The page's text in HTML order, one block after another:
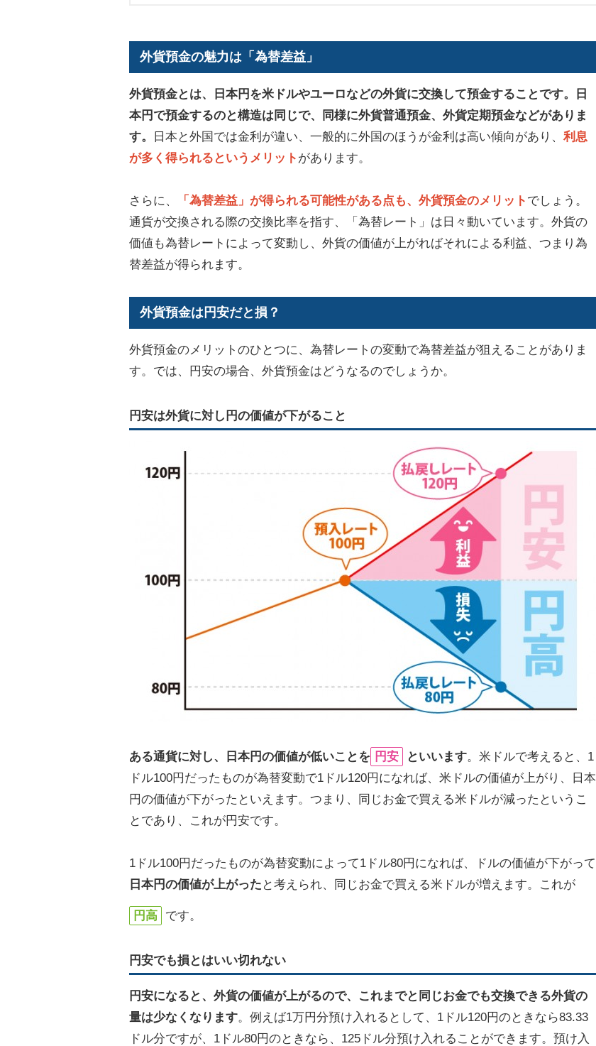
外貨預金の魅力は「為替差益」
外貨預金とは、日本円を米ドルやユーロなどの外貨に交換して預金することです。日
本円で預金するのと構造は同じで、同様に外貨普通預金、外貨定期預金などがありま
す。
日本と外国では金利が違い、一般的に外国のほうが金利は高い傾向があり、 利息
が多く得られるというメリット があります。
さらに、 「為替差益」が得られる可能性がある点も、外貨預金のメリット でしょう。
通貨が交換される際の交換比率を指す、「為替レート」は日々動いています。外貨の
価値も為替レートによって変動し、外貨の価値が上がればそれによる利益、つまり為
替差益が得られます。
外貨預金は円安だと損？
外貨預金のメリットのひとつに、為替レートの変動で為替差益が狙えることがありま
す。では、円安の場合、外貨預金はどうなるのでしょうか。
円安は外貨に対し円の価値が下がること
ある通貨に対し、日本円の価値が低いことを 円安 といいます。米ドルで考えると、1
ドル100円だったものが為替変動で1ドル120円になれば、米ドルの価値が上がり、日本
円の価値が下がったといえます。つまり、同じお金で買える米ドルが減ったというこ
とであり、これが円安です。
1ドル100円だったものが為替変動によって1ドル80円になれば、ドルの価値が下がって
日本円の価値が上がった と考えられ、同じお金で買える米ドルが増えます。これが
円高 です。
円安でも損とはいい切れない
円安になると、外貨の価値が上がるので、これまでと同じお金でも交換できる外貨の
量は少なくなります。例えば1万円分預け入れるとして、1ドル120円のときなら83.33
ドル分ですが、1ドル80円のときなら、125ドル分預け入れることができます。預け入